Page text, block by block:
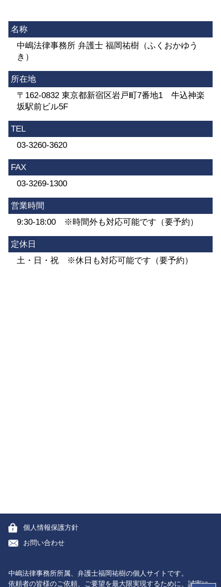
名称
中嶋法律事務所 弁護士 福岡祐樹（ふくおかゆう
き）
所在地
〒162-0832 東京都新宿区岩戸町7番地1 牛込神楽
坂駅前ビル5F
TEL
03-3260-3620
FAX
03-3269-1300
営業時間
9:30-18:00 ※時間外も対応可能です（要予約）
定休日
土・日・祝 ※休日も対応可能です（要予約）
個人情報保護方針
お問い合わせ
中嶋法律事務所所属、弁護士福岡祐樹の個人サイトです。
依頼者の皆様のご依頼、ご要望を最大限実現するために、誠実に